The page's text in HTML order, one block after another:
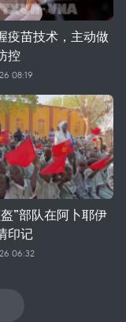
疫苗技术，主动做
控
08:19
”部队在阿卜耶伊
印记
06:32